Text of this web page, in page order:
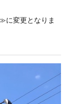
変更となりま